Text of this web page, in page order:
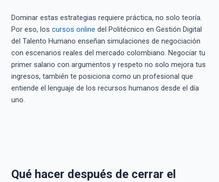
Dominar estas estrategias requiere práctica, no solo teoría.
Por eso, los cursos online del Politécnico en Gestión Digital
del Talento Humano enseñan simulaciones de negociación
con escenarios reales del mercado colombiano. Negociar tu
primer salario con argumentos y respeto no solo mejora tus
ingresos, también te posiciona como un profesional que
entiende el lenguaje de los recursos humanos desde el día
uno.
Qué hacer después de cerrar el